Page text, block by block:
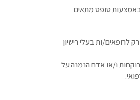
לעזרת הגברים
טופס מתאים
לרופאים/ות בעלי רישיון
ו/או אדם הנמנה על